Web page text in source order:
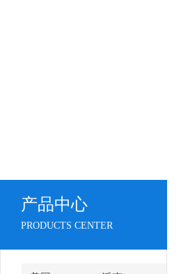
产品中心
PRODUCTS CENTER